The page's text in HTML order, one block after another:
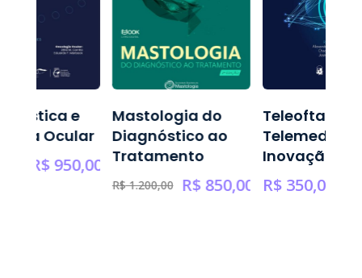
do
ao
850,00
Teleoftalmologia,
Telemedicina e
Inovação
R$350,00
Questão
Tempo,
de Amor
R$75,00